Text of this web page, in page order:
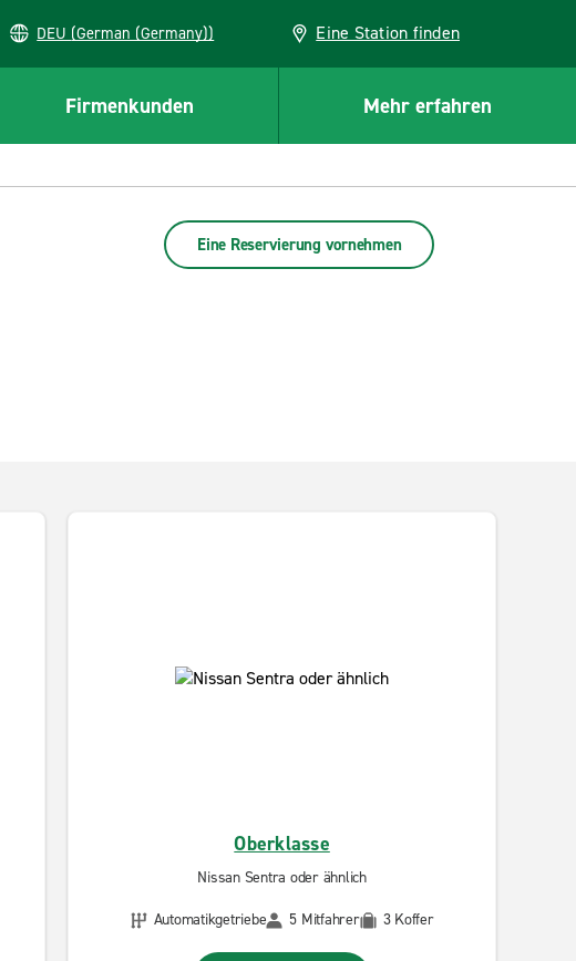
DEU (German (Germany)) Eine Station finden
Firmenkunden Mehr erfahren
Eine Reservierung vornehmen
Oberklasse
Nissan Sentra oder ähnlich
Automatikgetriebe
5 Mitfahrer 3 Koffer